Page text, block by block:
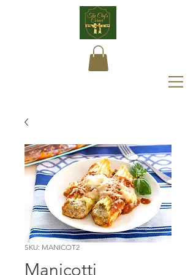
SKU: MANICOT2
Manicotti